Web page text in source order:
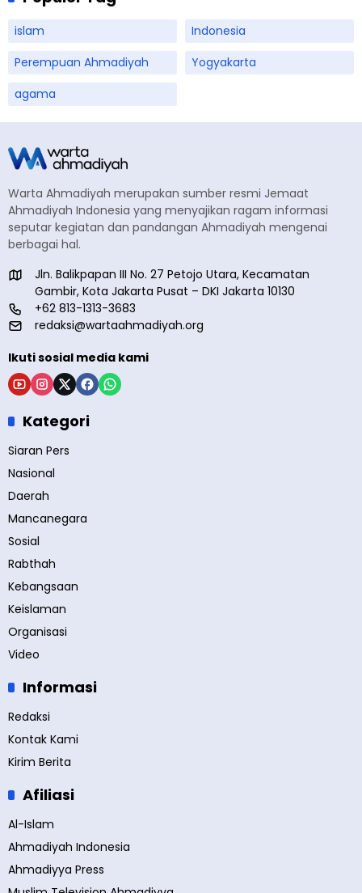
islam
Indonesia
Perempuan Ahmadiyah
Yogyakarta
agama
Warta Ahmadiyah merupakan sumber resmi Jemaat
Ahmadiyah Indonesia yang menyajikan ragam informasi
seputar kegiatan dan pandangan Ahmadiyah mengenai
berbagai hal.
Jln. Balikpapan III No. 27 Petojo Utara, Kecamatan
Gambir, Kota Jakarta Pusat – DKI Jakarta 10130
+62 813-1313-3683
redaksi@wartaahmadiyah.org
Ikuti sosial media kami
Kategori
Siaran Pers
Nasional
Daerah
Mancanegara
Sosial
Rabthah
Kebangsaan
Keislaman
Organisasi
Video
Informasi
Redaksi
Kontak Kami
Kirim Berita
Afiliasi
Al-Islam
Ahmadiyah Indonesia
Ahmadiyya Press